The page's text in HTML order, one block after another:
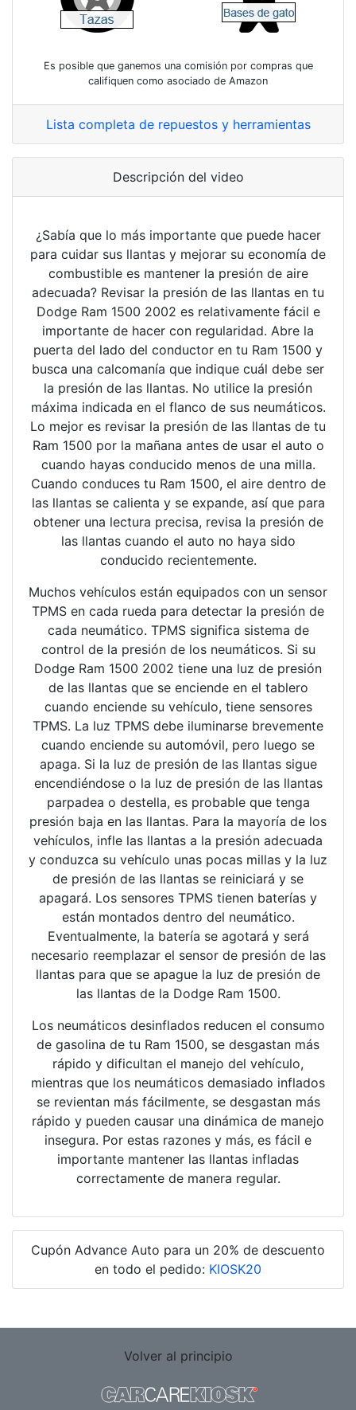
Es posible que ganemos una comisión por compras que
califiquen como asociado de Amazon
Lista completa de repuestos y herramientas
Descripción del video
¿Sabía que lo más importante que puede hacer
para cuidar sus llantas y mejorar su economía de
combustible es mantener la presión de aire
adecuada? Revisar la presión de las llantas en tu
Dodge Ram 1500 2002 es relativamente fácil e
importante de hacer con regularidad. Abre la
puerta del lado del conductor en tu Ram 1500 y
busca una calcomanía que indique cuál debe ser
la presión de las llantas. No utilice la presión
máxima indicada en el flanco de sus neumáticos.
Lo mejor es revisar la presión de las llantas de tu
Ram 1500 por la mañana antes de usar el auto o
cuando hayas conducido menos de una milla.
Cuando conduces tu Ram 1500, el aire dentro de
las llantas se calienta y se expande, así que para
obtener una lectura precisa, revisa la presión de
las llantas cuando el auto no haya sido
conducido recientemente.
Muchos vehículos están equipados con un sensor
TPMS en cada rueda para detectar la presión de
cada neumático. TPMS significa sistema de
control de la presión de los neumáticos. Si su
Dodge Ram 1500 2002 tiene una luz de presión
de las llantas que se enciende en el tablero
cuando enciende su vehículo, tiene sensores
TPMS. La luz TPMS debe iluminarse brevemente
cuando enciende su automóvil, pero luego se
apaga. Si la luz de presión de las llantas sigue
encendiéndose o la luz de presión de las llantas
parpadea o destella, es probable que tenga
presión baja en las llantas. Para la mayoría de los
vehículos, infle las llantas a la presión adecuada
y conduzca su vehículo unas pocas millas y la luz
de presión de las llantas se reiniciará y se
apagará. Los sensores TPMS tienen baterías y
están montados dentro del neumático.
Eventualmente, la batería se agotará y será
necesario reemplazar el sensor de presión de las
llantas para que se apague la luz de presión de
las llantas de la Dodge Ram 1500.
Los neumáticos desinflados reducen el consumo
de gasolina de tu Ram 1500, se desgastan más
rápido y dificultan el manejo del vehículo,
mientras que los neumáticos demasiado inflados
se revientan más fácilmente, se desgastan más
rápido y pueden causar una dinámica de manejo
insegura. Por estas razones y más, es fácil e
importante mantener las llantas infladas
correctamente de manera regular.
Cupón Advance Auto para un 20% de descuento
en todo el pedido: KIOSK20
Volver al principio